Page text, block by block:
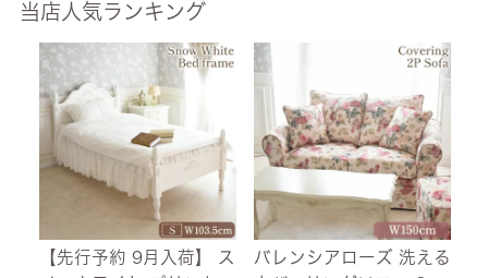
当店人気ランキング
【先行予約 9月入荷】 ス
バレンシアローズ 洗える